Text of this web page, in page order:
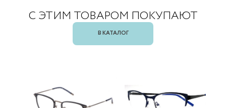
С ЭТИМ ТОВАРОМ ПОКУПАЮТ
В КАТАЛОГ